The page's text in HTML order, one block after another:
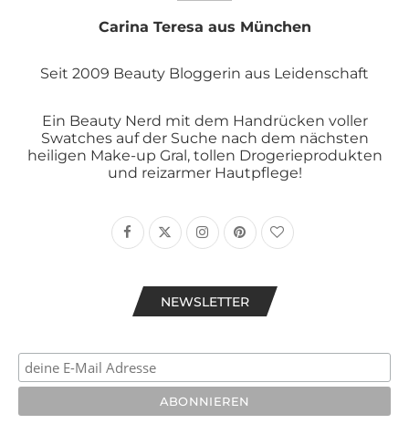
Carina Teresa aus München
Seit 2009 Beauty Bloggerin aus Leidenschaft
Ein Beauty Nerd mit dem Handrücken voller
Swatches auf der Suche nach dem nächsten
heiligen Make-up Gral, tollen Drogerieprodukten
und reizarmer Hautpflege!
NEWSLETTER